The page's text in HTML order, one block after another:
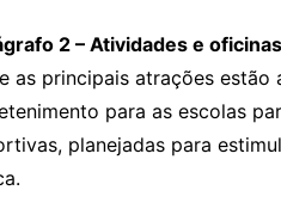
2 – Atividades e
as principais atrações
para as escolas
planejadas para